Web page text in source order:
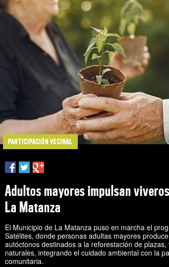
PARTICIPACIÓN VECINAL
Adultos mayores impulsan
La Matanza
El Municipio de La Matanza puso en marcha el
Satélites, donde personas adultas mayores
autóctonos destinados a la reforestación de
naturales, integrando el cuidado ambiental con la
comunitaria.